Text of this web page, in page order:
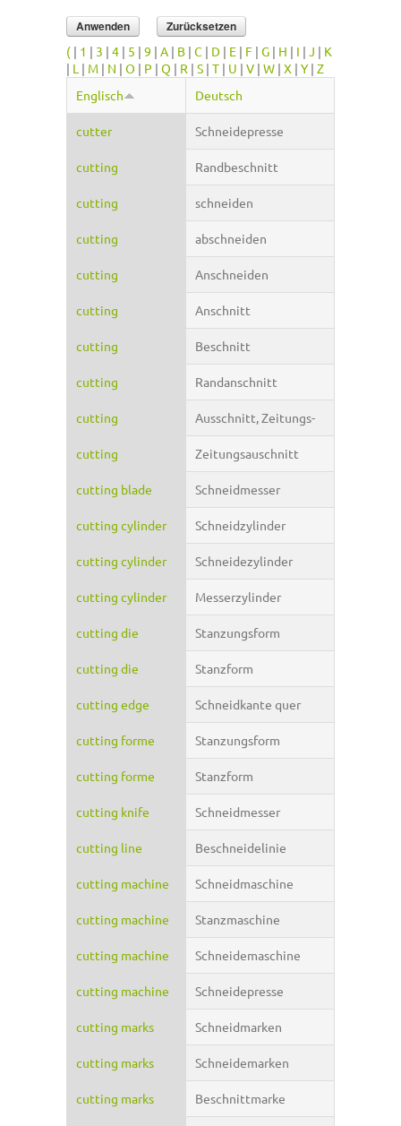
( | 1 | 3 | 4 | 5 | 9 | A | B | C | D | E | F | G | H | I | J | K
| L | M | N | O | P | Q | R | S | T | U | V | W | X | Y | Z
Englisch
Deutsch
cutter Schneidepresse
cutting Randbeschnitt
cutting schneiden
cutting abschneiden
cutting Anschneiden
cutting Anschnitt
cutting Beschnitt
cutting Randanschnitt
cutting Ausschnitt, Zeitungs-
cutting Zeitungsauschnitt
cutting blade Schneidmesser
cutting cylinder Schneidzylinder
cutting cylinder Schneidezylinder
cutting cylinder Messerzylinder
cutting die Stanzungsform
cutting die Stanzform
cutting edge Schneidkante quer
cutting forme Stanzungsform
cutting forme Stanzform
cutting knife Schneidmesser
cutting line Beschneidelinie
cutting machine Schneidmaschine
cutting machine Stanzmaschine
cutting machine Schneidemaschine
cutting machine Schneidepresse
cutting marks Schneidmarken
cutting marks Schneidemarken
cutting marks Beschnittmarke